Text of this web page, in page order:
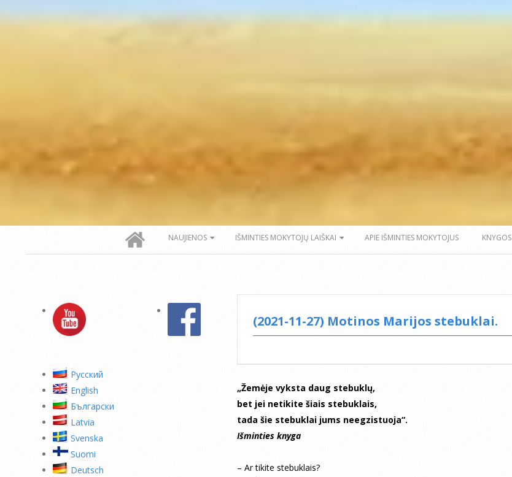
NAUJIENOS IŠMINTIES MOKYTOJŲ LAIŠKAI APIE IŠMINTIES MOKYTOJUS KNYGOS
(2021-11-27) Motinos Marijos stebuklai.
„Žemėje vyksta daug stebuklų,
bet jei netikite šiais stebuklais,
tada šie stebuklai jums neegzistuoja“.
Išminties knyga
– Ar tikite stebuklais?
Pусский
English
Български
Latvia
Svenska
Suomi
Deutsch